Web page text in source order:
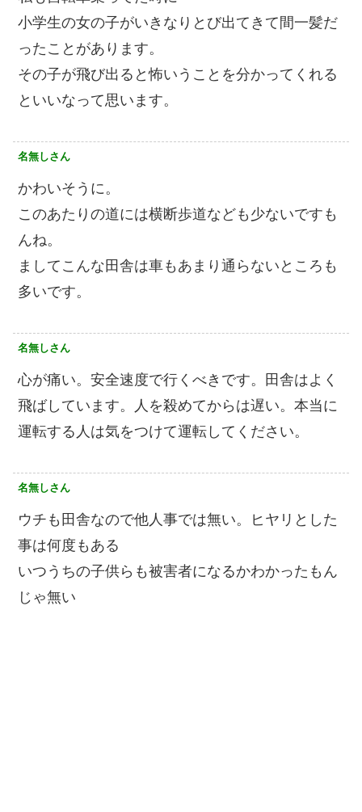
小学生の女の子がいきなりとび出てきて間一髪だ
ったことがあります。
その子が飛び出ると怖いうことを分かってくれる
といいなって思います。
名無しさん
かわいそうに。
このあたりの道には横断歩道なども少ないですも
んね。
ましてこんな田舎は車もあまり通らないところも
多いです。
名無しさん
心が痛い。安全速度で行くべきです。田舎はよく
飛ばしています。人を殺めてからは遅い。本当に
運転する人は気をつけて運転してください。
名無しさん
ウチも田舎なので他人事では無い。ヒヤリとした
事は何度もある
いつうちの子供らも被害者になるかわかったもん
じゃ無い